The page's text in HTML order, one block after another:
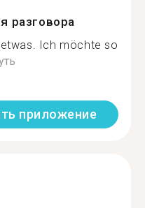
разговора
Ich möchte so
приложение